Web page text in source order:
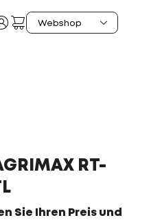
RT-
Sie Ihren Preis und